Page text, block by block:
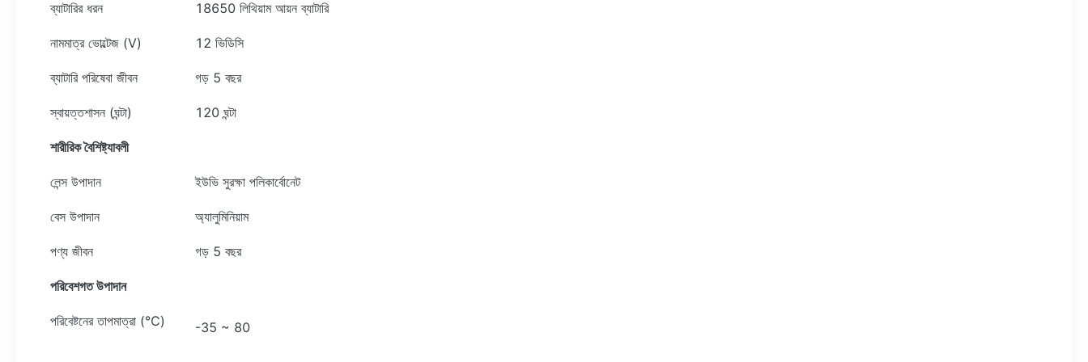
ব্যাটারির ধরন 18650 লিথিয়াম আয়ন ব্যাটারি
নামমাত্র ভোল্টেজ (V) 12 ভিডিসি
ব্যাটারি পরিষেবা জীবন গড় 5 বছর
স্বায়ত্তশাসন (ঘন্টা) 120 ঘন্টা
শারীরিক বৈশিষ্ট্যাবলী
লেন্স উপাদান ইউভি সুরক্ষা পলিকার্বোনেট
বেস উপাদান অ্যালুমিনিয়াম
পণ্য জীবন গড় 5 বছর
পরিবেশগত উপাদান
পরিবেষ্টনের তাপমাত্রা (℃) -35 ~ 80